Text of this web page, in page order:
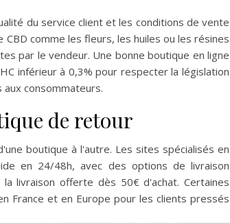
du service client et les conditions de vente
comme les fleurs, les huiles ou les résines
par le vendeur. Une bonne boutique en ligne
inférieur à 0,3% pour respecter la législation
consommateurs.
de retour
boutique à l'autre. Les sites spécialisés en
en 24/48h, avec des options de livraison
livraison offerte dès 50€ d'achat. Certaines
France et en Europe pour les clients pressés